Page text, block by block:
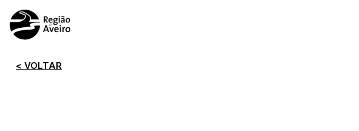
< VOLTAR